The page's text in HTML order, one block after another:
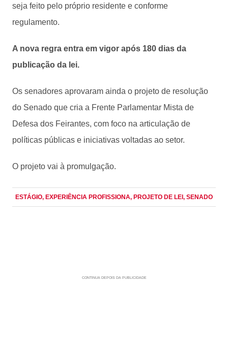
seja feito pelo próprio residente e conforme
regulamento.
A nova regra entra em vigor após 180 dias da
publicação da lei.
Os senadores aprovaram ainda o projeto de resolução
do Senado que cria a Frente Parlamentar Mista de
Defesa dos Feirantes, com foco na articulação de
políticas públicas e iniciativas voltadas ao setor.
O projeto vai à promulgação.
ESTÁGIO, EXPERIÊNCIA PROFISSIONA, PROJETO DE LEI, SENADO